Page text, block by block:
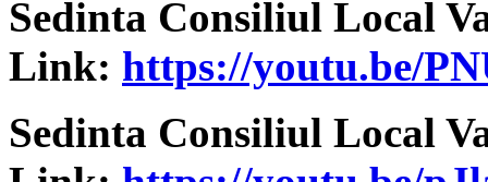
Sedinta Consiliul Local
Link: https://youtu.be/
Sedinta Consiliul Local